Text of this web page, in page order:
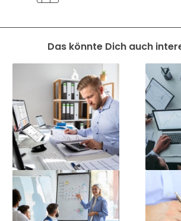
Das könnte Dich auch